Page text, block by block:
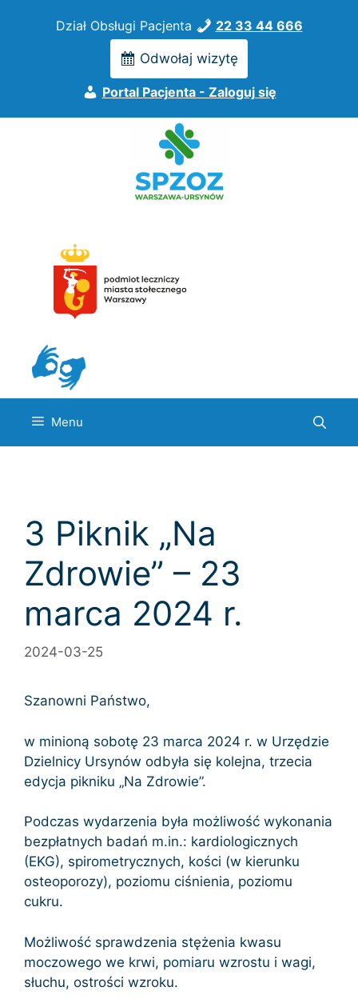
Dział Obsługi Pacjenta 22 33 44 666
Odwołaj wizytę
Portal Pacjenta - Zaloguj się
Menu
3 Piknik „Na
Zdrowie” – 23
marca 2024 r.
2024-03-25
Szanowni Państwo,
w minioną sobotę 23 marca 2024 r. w Urzędzie
Dzielnicy Ursynów odbyła się kolejna, trzecia
edycja pikniku „Na Zdrowie”.
Podczas wydarzenia była możliwość wykonania
bezpłatnych badań m.in.: kardiologicznych
(EKG), spirometrycznych, kości (w kierunku
osteoporozy), poziomu ciśnienia, poziomu
cukru.
Możliwość sprawdzenia stężenia kwasu
moczowego we krwi, pomiaru wzrostu i wagi,
słuchu, ostrości wzroku.